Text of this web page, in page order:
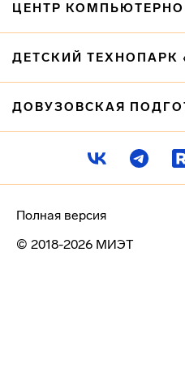
ЦЕНТР
ДЕТСКИЙ ТЕХНОПАРК
ДОВУЗОВСКАЯ
© 2018-2026 МИЭТ
Полная версия